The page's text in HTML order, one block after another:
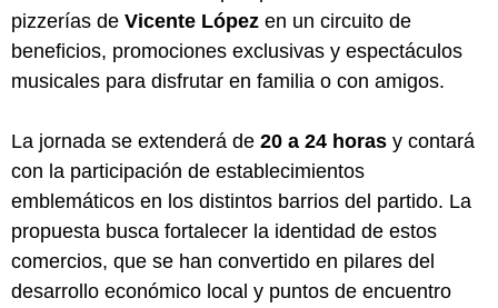
pizzerías de Vicente López en un circuito de
beneficios, promociones exclusivas y espectáculos
musicales para disfrutar en familia o con amigos.
La jornada se extenderá de 20 a 24 horas y contará
con la participación de establecimientos
emblemáticos en los distintos barrios del partido. La
propuesta busca fortalecer la identidad de estos
comercios, que se han convertido en pilares del
desarrollo económico local y puntos de encuentro